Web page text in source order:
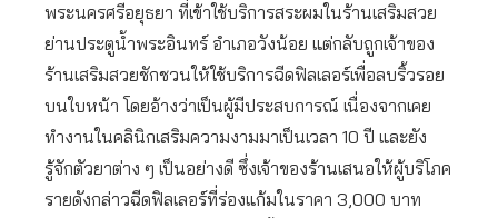
พระนครศรีอยุธยา ที่เข้าใช้บริการสระผมในร้านเสริมสวย
ย่านประตูน้ำพระอินทร์ อำเภอวังน้อย แต่กลับถูกเจ้าของ
ร้านเสริมสวยชักชวนให้ใช้บริการฉีดฟิลเลอร์เพื่อลบริ้วรอย
บนใบหน้า โดยอ้างว่าเป็นผู้มีประสบการณ์ เนื่องจากเคย
ทำงานในคลินิกเสริมความงามมาเป็นเวลา 10 ปี และยัง
รู้จักตัวยาต่าง ๆ เป็นอย่างดี ซึ่งเจ้าของร้านเสนอให้ผู้บริโภค
รายดังกล่าวฉีดฟิลเลอร์ที่ร่องแก้มในราคา 3,000 บาท